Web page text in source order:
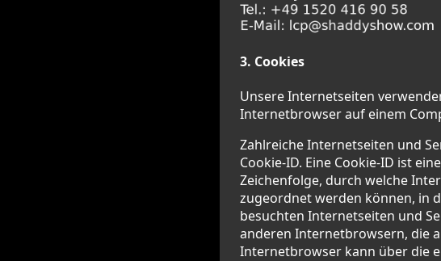
3. Cookies
Unsere Internetseiten
Internetbrowser auf einem
Zahlreiche Internetseiten und
Cookie-ID. Eine Cookie-ID ist
Zeichenfolge, durch welche
zugeordnet werden können, in
besuchten Internetseiten und
anderen Internetbrowsern, die
Internetbrowser kann über die